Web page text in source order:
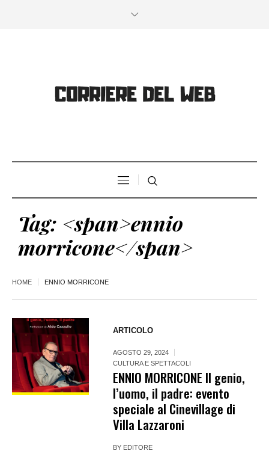
Tag: <span>ennio
morricone</span>
HOME ENNIO MORRICONE
ARTICOLO
AGOSTO 29, 2024
CULTURA E SPETTACOLI
ENNIO MORRICONE Il genio,
l’uomo, il padre: evento
speciale al Cinevillage di
Villa Lazzaroni
BY EDITORE